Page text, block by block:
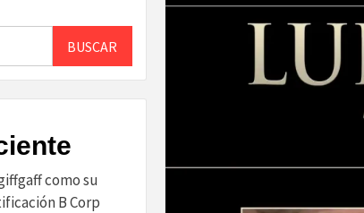
BUSCAR
como su
B Corp​